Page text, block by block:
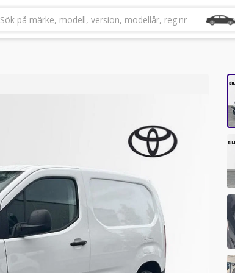
Sök på märke, modell, version, modellår, reg.nr